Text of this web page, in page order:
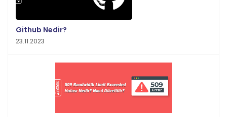
Github Nedir?
23.11.2023